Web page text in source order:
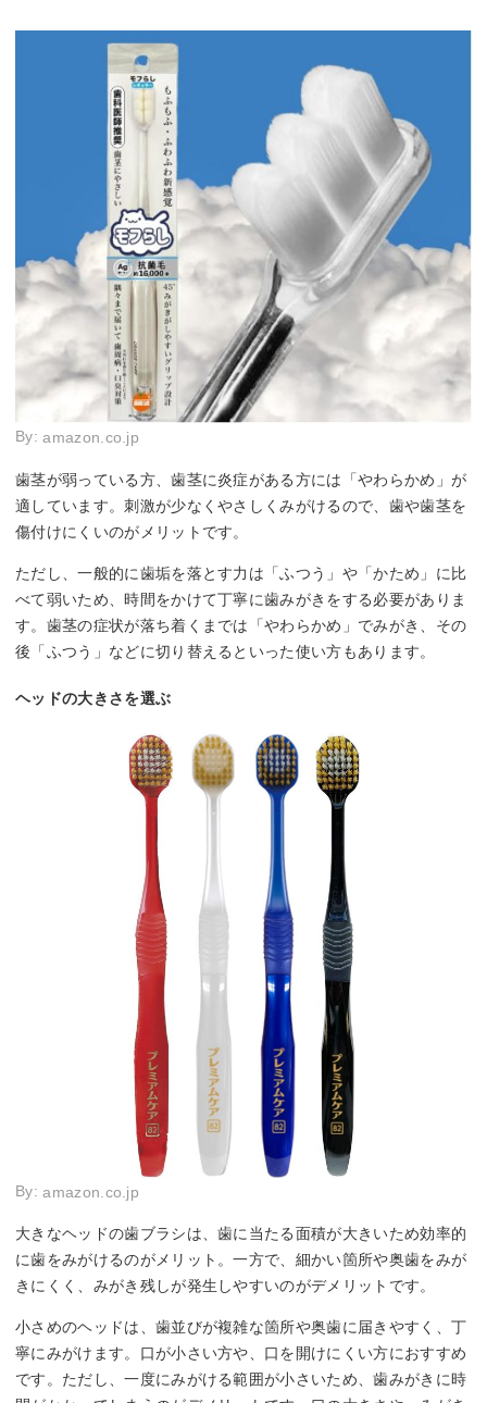
By:amazon.co.jp
歯茎が弱っている方、歯茎に炎症がある方には「やわらかめ」が
適しています。刺激が少なくやさしくみがけるので、歯や歯茎を
傷付けにくいのがメリットです。
ただし、一般的に歯垢を落とす力は「ふつう」や「かため」に比
べて弱いため、時間をかけて丁寧に歯みがきをする必要がありま
す。歯茎の症状が落ち着くまでは「やわらかめ」でみがき、その
後「ふつう」などに切り替えるといった使い方もあります。
ヘッドの大きさを選ぶ
By:amazon.co.jp
大きなヘッドの歯ブラシは、歯に当たる面積が大きいため効率的
に歯をみがけるのがメリット。一方で、細かい箇所や奥歯をみが
きにくく、みがき残しが発生しやすいのがデメリットです。
小さめのヘッドは、歯並びが複雑な箇所や奥歯に届きやすく、丁
寧にみがけます。口が小さい方や、口を開けにくい方におすすめ
です。ただし、一度にみがける範囲が小さいため、歯みがきに時